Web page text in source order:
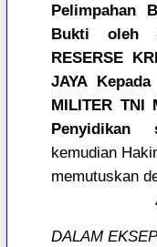
Pelimpahan
Bukti oleh
RESERSE
JAYA
MILITER TNI
Penyidikan
kemudian
memutuskan
DALAM